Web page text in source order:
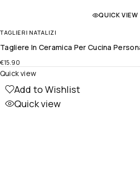
QUICK VIEW
TAGLIERI NATALIZI
Tagliere In Ceramica Per Cucina
€15.90
Add to Wishlist
Quick view
Quick view